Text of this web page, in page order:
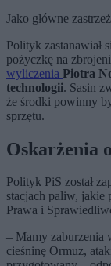
Jako główne
Polityk zastanawiał
pożyczkę na
wyliczenia Piotra
technologii. Sasin
że środki powinny
sprzętu.
Oskarżenia
Polityk PiS został
stacjach paliw, jakie
Prawa i
– Mamy zaburzenia
cieśninę Ormuz,